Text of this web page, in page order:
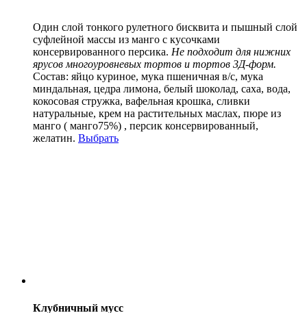
Один слой тонкого рулетного бисквита и пышный слой
суфлейной массы из манго с кусочками
консервированного персика. Не подходит для нижних
ярусов многоуровневых тортов и тортов 3Д-форм.
Состав: яйцо куриное, мука пшеничная в/с, мука
миндальная, цедра лимона, белый шоколад, саха, вода,
кокосовая стружка, вафельная крошка, сливки
натуральные, крем на растительных маслах, пюре из
манго ( манго75%) , персик консервированный,
желатин. Выбрать
Клубничный мусс